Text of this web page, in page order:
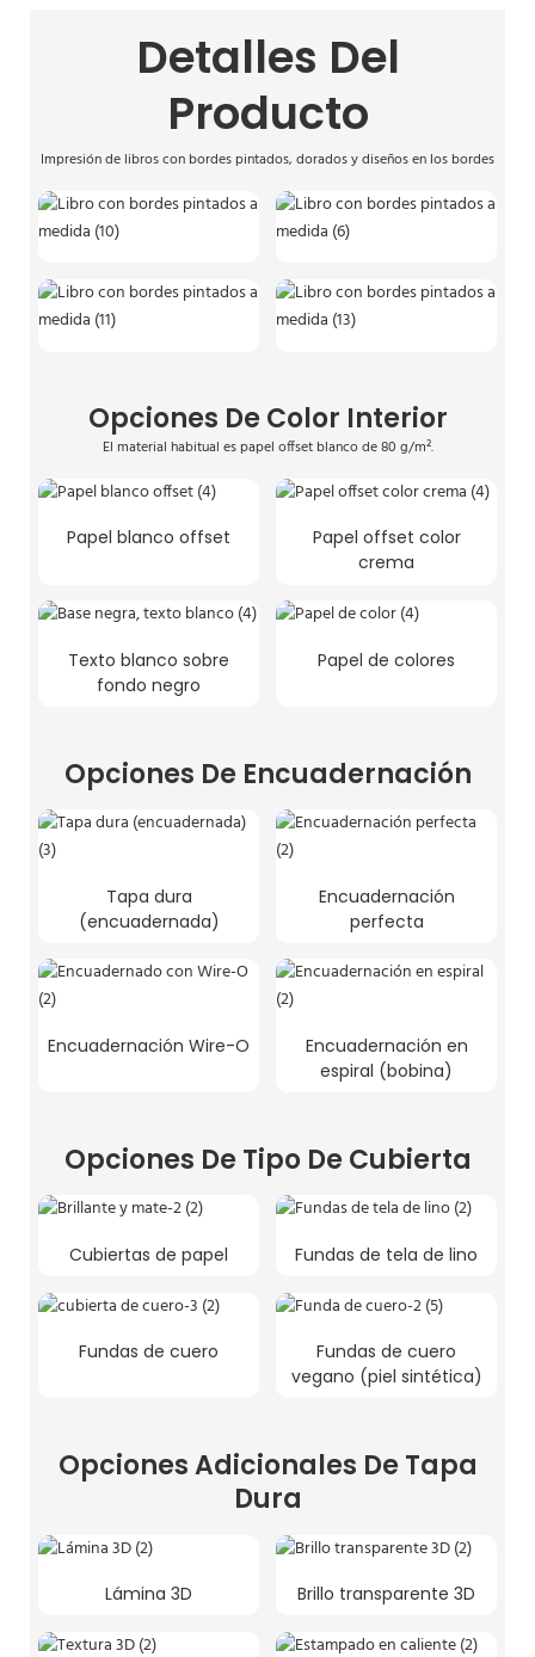
Detalles Del
Producto
Impresión de libros con bordes pintados, dorados y diseños en los bordes
Opciones De Color Interior
El material habitual es papel offset blanco de 80 g/m².
Papel blanco offset
Papel offset color
crema
Texto blanco sobre
fondo negro
Papel de colores
Opciones De Encuadernación
Tapa dura
(encuadernada)
Encuadernación
perfecta
Encuadernación Wire-O
Encuadernación en
espiral (bobina)
Opciones De Tipo De Cubierta
Cubiertas de papel Fundas de tela de lino
Fundas de cuero
Fundas de cuero
vegano (piel sintética)
Opciones Adicionales De Tapa
Dura
Lámina 3D Brillo transparente 3D